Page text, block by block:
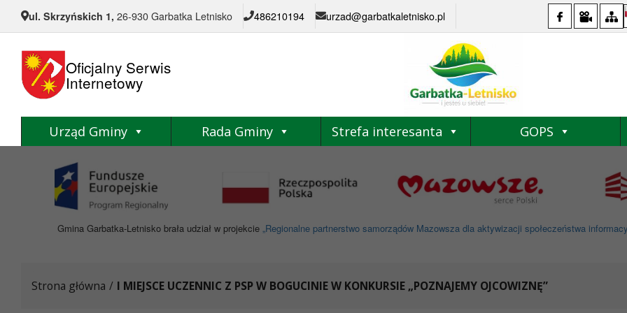
ul. Skrzyńskich 1, 26-930 Garbatka Letnisko 486210194 urzad@garbatkaletnisko.pl
Oficjalny Serwis
Internetowy
Urząd Gminy Rada Gminy Strefa interesanta GOPS
Gmina Garbatka-Letnisko brała udział w projekcie „Regionalne partnerstwo samorządów Mazowsza dla aktywizacji społeczeństwa
Strona główna / I MIEJSCE UCZENNIC Z PSP W BOGUCINIE W KONKURSIE „POZNAJEMY OJCOWIZNĘ”